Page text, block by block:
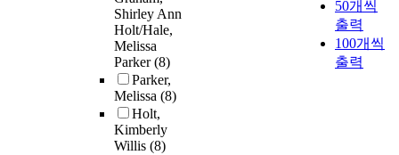
Shirley Ann
Holt/Hale,
Melissa
Parker(8)
Parker,
Melissa (8)
Holt,
Kimberly
Willis (8)
50개씩
출력
100개씩
출력